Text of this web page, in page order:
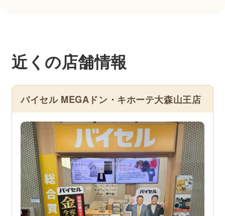
近くの店舗情報
バイセル MEGAドン・キホーテ大森山王店